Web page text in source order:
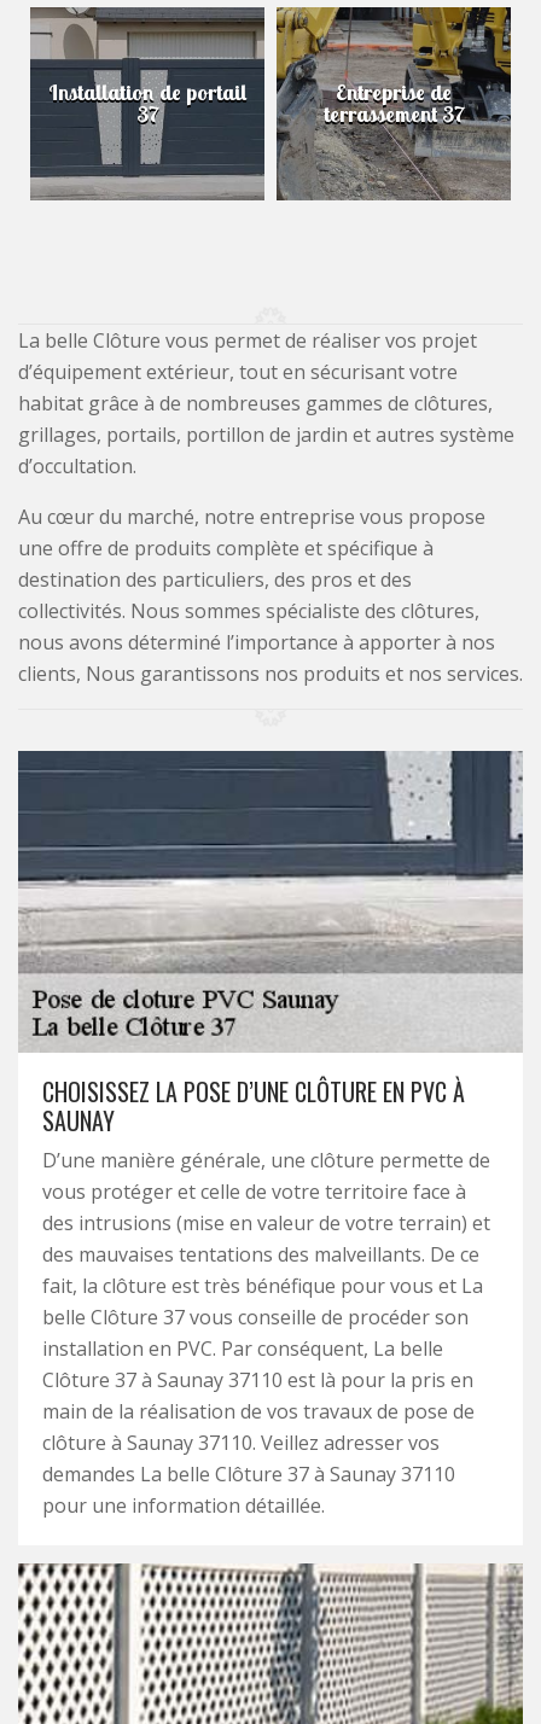
Installation de portail
37
Entreprise de
terrassement 37
La belle Clôture vous permet de réaliser vos projet
d’équipement extérieur, tout en sécurisant votre
habitat grâce à de nombreuses gammes de clôtures,
grillages, portails, portillon de jardin et autres système
d’occultation.
Au cœur du marché, notre entreprise vous propose
une offre de produits complète et spécifique à
destination des particuliers, des pros et des
collectivités. Nous sommes spécialiste des clôtures,
nous avons déterminé l’importance à apporter à nos
clients, Nous garantissons nos produits et nos services.
CHOISISSEZ LA POSE D’UNE CLÔTURE EN PVC À
SAUNAY
D’une manière générale, une clôture permette de
vous protéger et celle de votre territoire face à
des intrusions (mise en valeur de votre terrain) et
des mauvaises tentations des malveillants. De ce
fait, la clôture est très bénéfique pour vous et La
belle Clôture 37 vous conseille de procéder son
installation en PVC. Par conséquent, La belle
Clôture 37 à Saunay 37110 est là pour la pris en
main de la réalisation de vos travaux de pose de
clôture à Saunay 37110. Veillez adresser vos
demandes La belle Clôture 37 à Saunay 37110
pour une information détaillée.